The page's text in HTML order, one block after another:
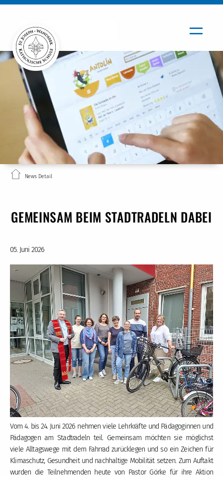
News Detail
GEMEINSAM BEIM STADTRADELN DABEI
05. Juni 2026
Vom 4. bis 24. Juni 2026 nehmen viele Lehrkräfte und Pädagoginnen und
Pädagogen am Stadtradeln teil. Gemeinsam möchten sie möglichst
viele Alltagswege mit dem Fahrrad zurücklegen und so ein Zeichen für
Klimaschutz, Gesundheit und nachhaltige Mobilität setzen. Zum Auftakt
wurden die Teilnehmenden heute von Pastor Görke für ihre Aktion